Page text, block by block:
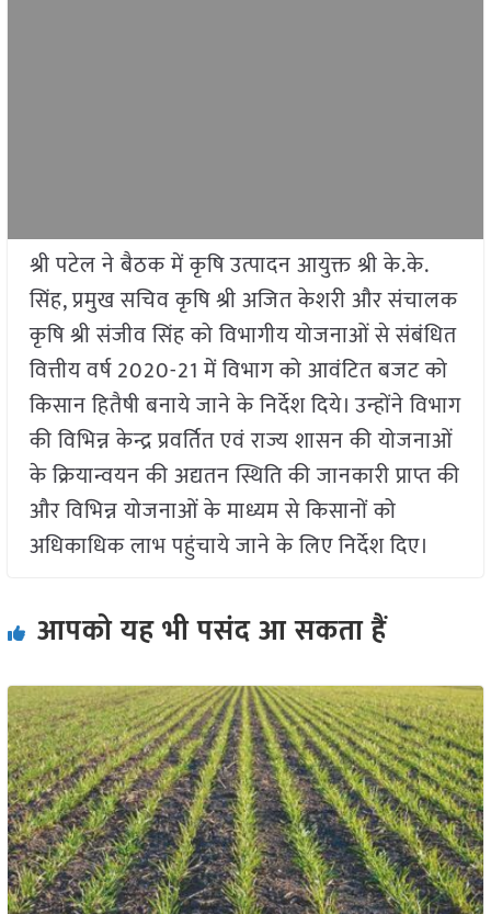
श्री पटेल ने बैठक में कृषि उत्पादन आयुक्त श्री के.के.
सिंह, प्रमुख सचिव कृषि श्री अजित केशरी और संचालक
कृषि श्री संजीव सिंह को विभागीय योजनाओं से संबंधित
वित्तीय वर्ष 2020-21 में विभाग को आवंटित बजट को
किसान हितैषी बनाये जाने के निर्देश दिये। उन्होंने विभाग
की विभिन्न केन्द्र प्रवर्तित एवं राज्य शासन की योजनाओं
के क्रियान्वयन की अद्यतन स्थिति की जानकारी प्राप्त की
और विभिन्न योजनाओं के माध्यम से किसानों को
अधिकाधिक लाभ पहुंचाये जाने के लिए निर्देश दिए।
आपको यह भी पसंद आ सकता हैं